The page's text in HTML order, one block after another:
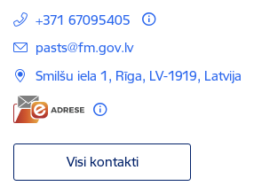
+371 67095405
E-pasts:
pasts@fm.gov.lv
Smilšu iela 1, Rīga, LV-1919, Latvija
Visi kontakti